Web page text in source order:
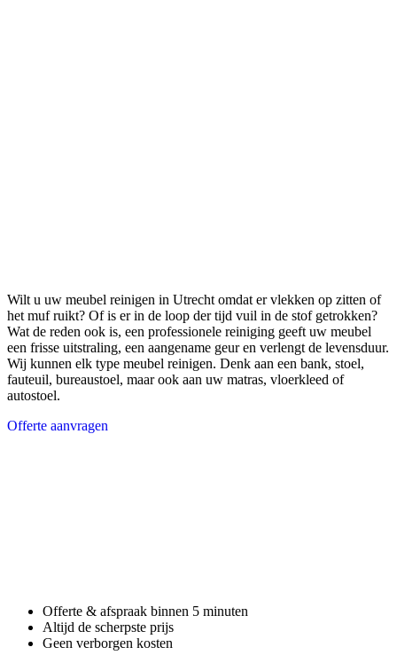
Wilt u uw meubel reinigen in Utrecht omdat er vlekken op zitten of
het muf ruikt? Of is er in de loop der tijd vuil in de stof getrokken?
Wat de reden ook is, een professionele reiniging geeft uw meubel
een frisse uitstraling, een aangename geur en verlengt de levensduur.
Wij kunnen elk type meubel reinigen. Denk aan een bank, stoel,
fauteuil, bureaustoel, maar ook aan uw matras, vloerkleed of
autostoel.
Offerte aanvragen
Offerte & afspraak binnen 5 minuten
Altijd de scherpste prijs
Geen verborgen kosten